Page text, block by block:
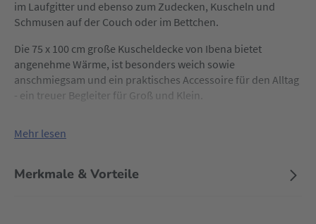
im Laufgitter und ebenso zum Zudecken, Kuscheln und
Schmusen auf der Couch oder im Bettchen.
Die 75 x 100 cm große Kuscheldecke von Ibena bietet
angenehme Wärme, ist besonders weich sowie
anschmiegsam und ein praktisches Accessoire für den Alltag
- ein treuer Begleiter für Groß und Klein.
Mehr lesen
Merkmale & Vorteile